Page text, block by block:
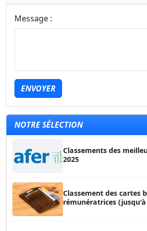
Message :
ENVOYER
NOTRE SÉLECTION
Classements des
2025
Classement des cartes
rémunératrices